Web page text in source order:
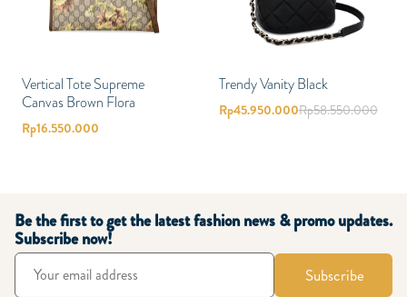
Vertical Tote Supreme
Canvas Brown Flora
Rp16.550.000
Trendy Vanity Black
Rp45.950.000Rp58.550.000
Be the first to get the latest fashion news & promo updates.
Subscribe now!
Subscribe